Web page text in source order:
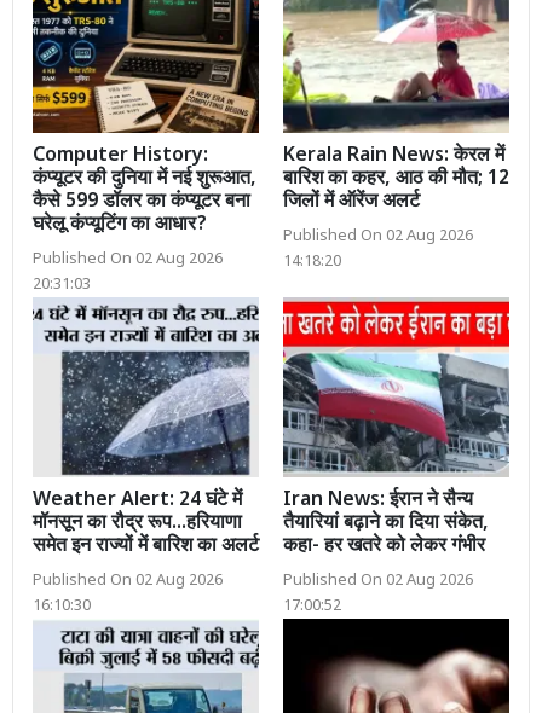
Computer History:
कंप्यूटर की दुनिया में नई शुरूआत,
कैसे 599 डॉलर का कंप्यूटर बना
घरेलू कंप्यूटिंग का आधार?
Published On 02 Aug 2026
20:31:03
Kerala Rain News: केरल में
बारिश का कहर, आठ की मौत; 12
जिलों में ऑरेंज अलर्ट
Published On 02 Aug 2026
14:18:20
Weather Alert: 24 घंटे में
मॉनसून का रौद्र रूप...हरियाणा
समेत इन राज्यों में बारिश का अलर्ट
Published On 02 Aug 2026
16:10:30
Iran News: ईरान ने सैन्य
तैयारियां बढ़ाने का दिया संकेत,
कहा- हर खतरे को लेकर गंभीर
Published On 02 Aug 2026
17:00:52